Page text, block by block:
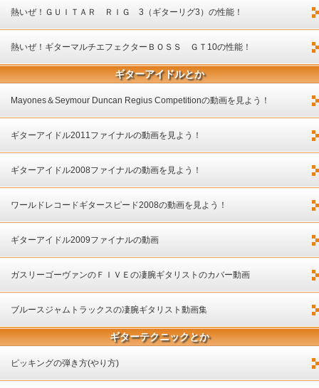
入してみました！
熱いぜ！ＧＵＩＴＡＲ ＲＩＧ 3（ギターリグ3）の性能！
熱いぜ！ギターマルチエフェクターＢＯＳＳ ＧＴ10の性能！
ギターアイドルとか
Mayones＆Seymour Duncan Regius Competitionの動画を見よう！
ギターアイドル2011ファイナルの動画を見よう！
ギターアイドル2008ファイナルの動画を見よう！
ワールドレコードギタースピード2008の動画を見よう！
ギターアイドル2009ファイナルの動画
ガスリーゴーヴァンのＦＩＶＥの凄腕ギタリストのカバー動画
ブルースジャムトラックスの凄腕ギタリスト動画集
ギターテクニックとか
ピッキングの弾き方(やり方)